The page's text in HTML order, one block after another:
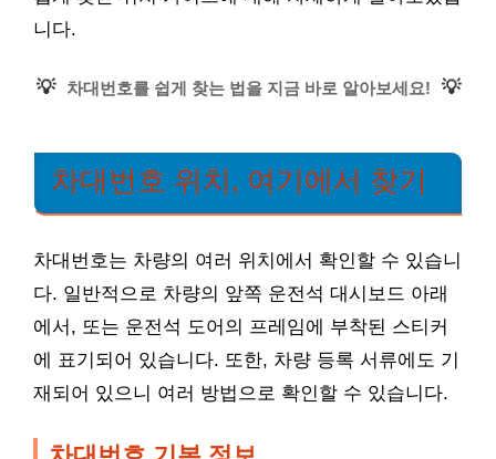
니다.
💡 차대번호를 쉽게 찾는 법을 지금 바로 알아보세요! 💡
차대번호 위치, 여기에서 찾기
차대번호는 차량의 여러 위치에서 확인할 수 있습니
다. 일반적으로 차량의 앞쪽 운전석 대시보드 아래
에서, 또는 운전석 도어의 프레임에 부착된 스티커
에 표기되어 있습니다. 또한, 차량 등록 서류에도 기
재되어 있으니 여러 방법으로 확인할 수 있습니다.